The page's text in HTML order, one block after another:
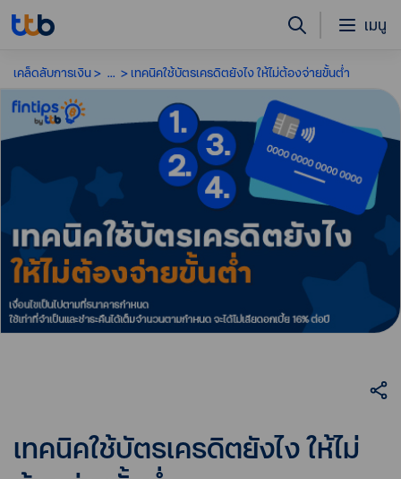
เมนู
เคล็ดลับการเงิน ... เทคนิคใช้บัตรเครดิตยังไง ให้ไม่ต้องจ่ายขั้นต่ำ
เทคนิคใช้บัตรเครดิตยังไง ให้ไม่